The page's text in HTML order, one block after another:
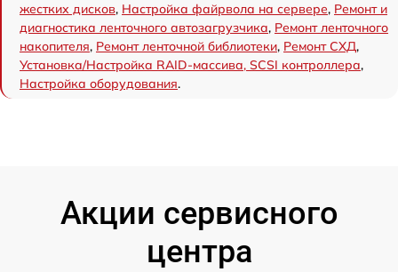
жестких дисков, Настройка файрвола на сервере, Ремонт и
диагностика ленточного автозагрузчика, Ремонт ленточного
накопителя, Ремонт ленточной библиотеки, Ремонт СХД,
Установка/Настройка RAID-массива, SCSI контроллера,
Настройка оборудования.
Акции сервисного
центра